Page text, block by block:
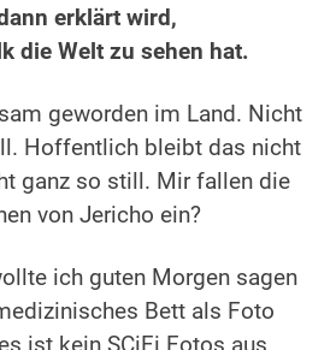
erklärt wird,
die Welt zu sehen hat.
geworden im Land. Nicht
Hoffentlich bleibt das nicht
ganz so still. Mir fallen die
von Jericho ein?
ich guten Morgen sagen
Bett als Foto